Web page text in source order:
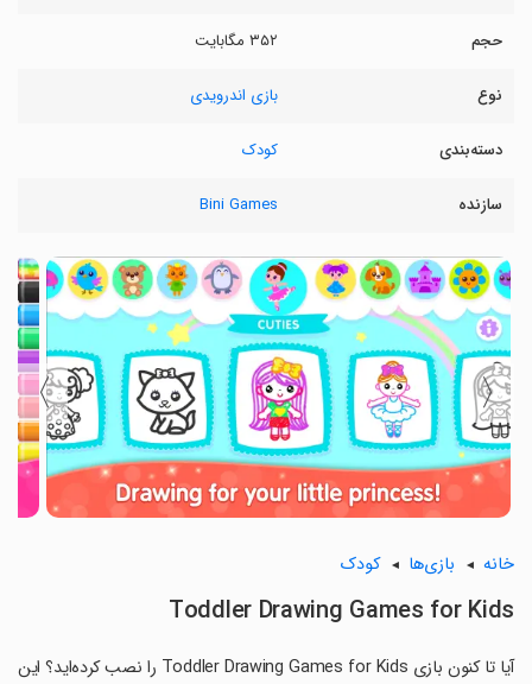
حجم ۳۵۲ مگابایت
نوع بازی اندرویدی
دسته‌بندی کودک
سازنده Bini Games
〈
〉
خانه بازی‌ها کودک
Toddler Drawing Games for Kids
آیا تا کنون بازی Toddler Drawing Games for Kids را نصب کرده‌اید؟ این